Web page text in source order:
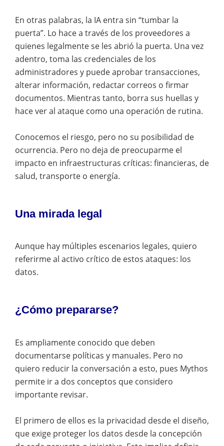
En otras palabras, la IA entra sin “tumbar la
puerta”. Lo hace a través de los proveedores a
quienes legalmente se les abrió la puerta. Una vez
adentro, toma las credenciales de los
administradores y puede aprobar transacciones,
alterar información, redactar correos o firmar
documentos. Mientras tanto, borra sus huellas y
hace ver al ataque como una operación de rutina.
Conocemos el riesgo, pero no su posibilidad de
ocurrencia. Pero no deja de preocuparme el
impacto en infraestructuras críticas: financieras, de
salud, transporte o energía.
Una mirada legal
Aunque hay múltiples escenarios legales, quiero
referirme al activo crítico de estos ataques: los
datos.
¿Cómo prepararse?
Es ampliamente conocido que deben
documentarse políticas y manuales. Pero no
quiero reducir la conversación a esto, pues Mythos
permite ir a dos conceptos que considero
importante revisar.
El primero de ellos es la privacidad desde el diseño,
que exige proteger los datos desde la concepción